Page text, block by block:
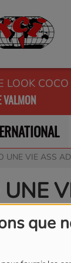
que
LOOK COCO
VALMON
UNE VIE ASS